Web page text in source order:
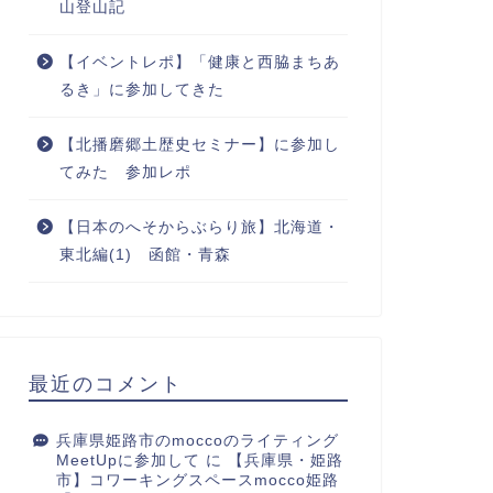
山登山記
【イベントレポ】「健康と西脇まちあ
るき」に参加してきた
【北播磨郷土歴史セミナー】に参加し
てみた 参加レポ
【日本のへそからぶらり旅】北海道・
東北編(1) 函館・青森
最近のコメント
兵庫県姫路市のmoccoのライティング
MeetUpに参加して に
【兵庫県・姫路
市】コワーキングスペースmocco姫路